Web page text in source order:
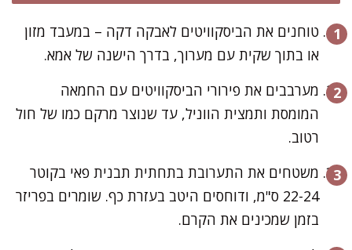
טוחנים את הביסקוויטים לאבקה דקה – במעבד מזון
או בתוך שקית עם מערוך, בדרך הישנה של אמא.
מערבבים את פירורי הביסקוויטים עם החמאה
המומסת ותמצית הווניל, עד שנוצר מרקם כמו של חול
רטוב.
משטחים את התערובת בתחתית תבנית פאי בקוטר
22-24 ס"מ, ודוחסים היטב בעזרת כף. שומרים בפריזר
בזמן שמכינים את הקרם.